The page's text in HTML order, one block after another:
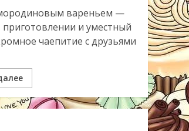
вареньем —
приготовлении и уместный
чаепитие с друзьями